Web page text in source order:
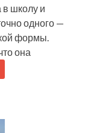
в школу и
одного —
формы.
она